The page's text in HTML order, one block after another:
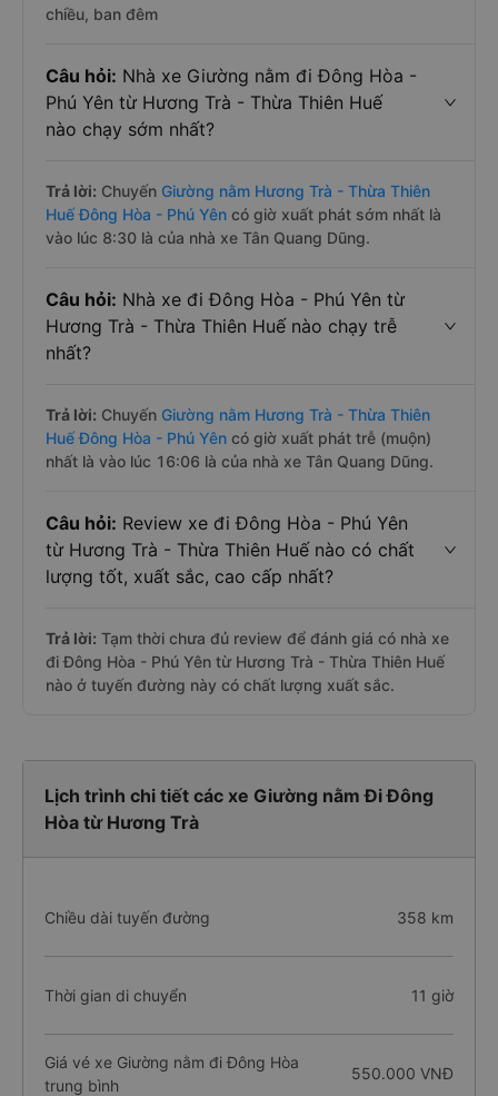
chiều, ban đêm
Câu hỏi: Nhà xe Giường nằm đi Đông Hòa -
Phú Yên từ Hương Trà - Thừa Thiên Huế
nào chạy sớm nhất?
Trả lời: Chuyến Giường nằm Hương Trà - Thừa Thiên
Huế Đông Hòa - Phú Yên có giờ xuất phát sớm nhất là
vào lúc 8:30 là của nhà xe Tân Quang Dũng.
Câu hỏi: Nhà xe đi Đông Hòa - Phú Yên từ
Hương Trà - Thừa Thiên Huế nào chạy trễ
nhất?
Trả lời: Chuyến Giường nằm Hương Trà - Thừa Thiên
Huế Đông Hòa - Phú Yên có giờ xuất phát trễ (muộn)
nhất là vào lúc 16:06 là của nhà xe Tân Quang Dũng.
Câu hỏi: Review xe đi Đông Hòa - Phú Yên
từ Hương Trà - Thừa Thiên Huế nào có chất
lượng tốt, xuất sắc, cao cấp nhất?
Trả lời: Tạm thời chưa đủ review để đánh giá có nhà xe
đi Đông Hòa - Phú Yên từ Hương Trà - Thừa Thiên Huế
nào ở tuyến đường này có chất lượng xuất sắc.
Lịch trình chi tiết các xe Giường nằm Đi Đông
Hòa từ Hương Trà
Chiều dài tuyến đường 358 km
Thời gian di chuyển 11 giờ
Giá vé xe Giường nằm đi Đông Hòa
trung bình
550.000 VNĐ